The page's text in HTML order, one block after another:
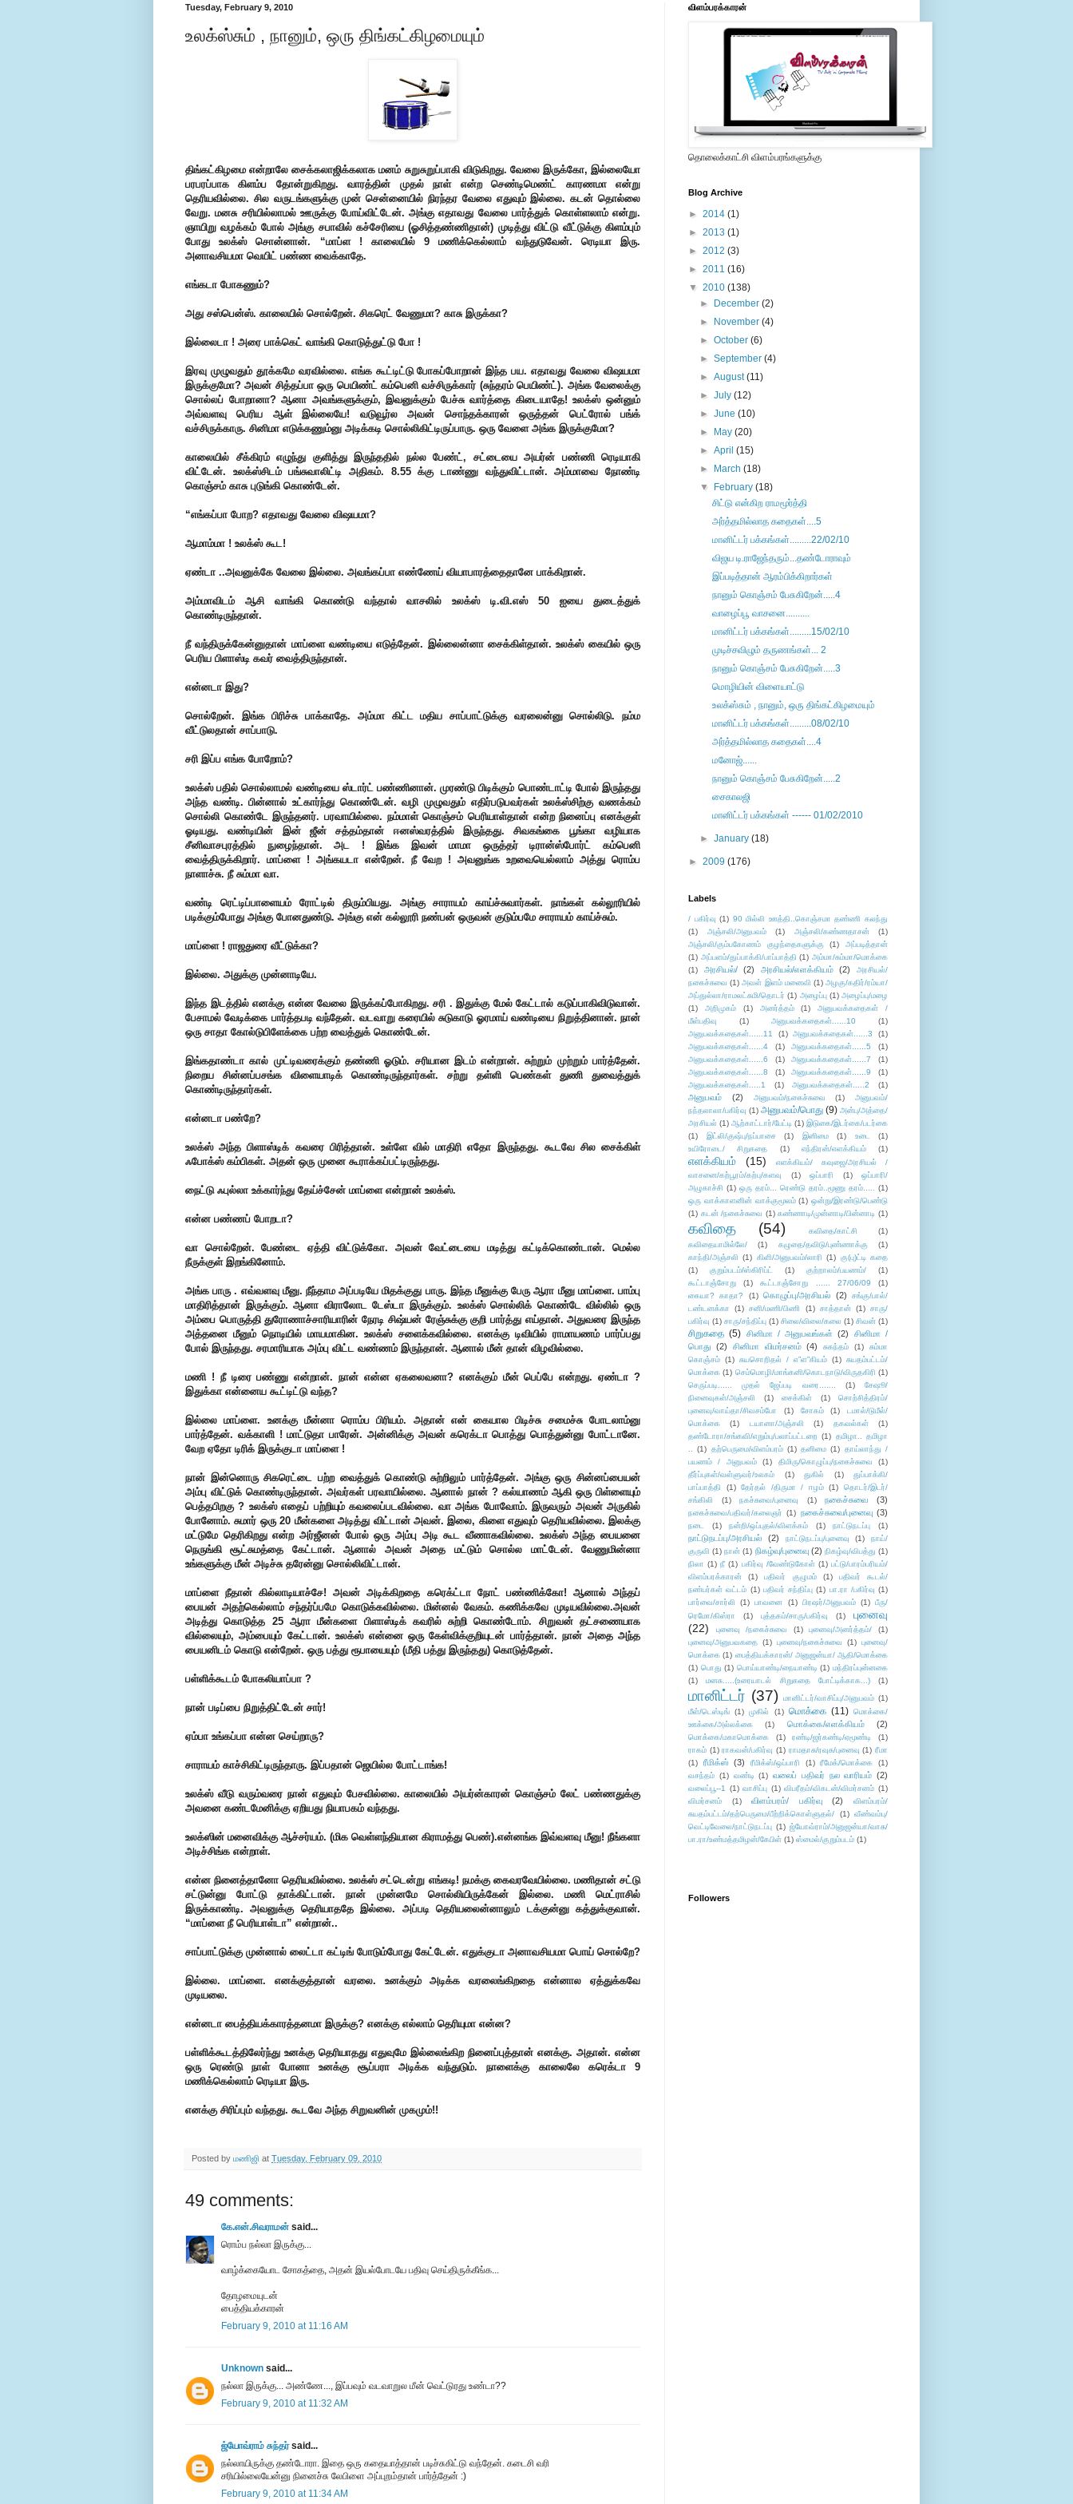
Tuesday, February 9, 2010
உலக்ஸ்சும் , நானும், ஒரு திங்கட்கிழமையும்
திங்கட்கிழமை என்றாலே சைக்கலாஜிக்கலாக மனம் சுறுசுறுப்பாகி விடுகிறது. வேலை இருக்கோ, இல்லையோ
பரபரப்பாக கிளம்ப தோன்றுகிறது. வாரத்தின் முதல் நாள் என்ற செண்டிமெண்ட் காரணமா என்று
தெரியவில்லை. சில வருடங்களுக்கு முன் சென்னையில் நிரந்தர வேலை எதுவும் இல்லை. கடன் தொல்லை
வேறு. மனசு சரியில்லாமல் ஊருக்கு போய்விட்டேன். அங்கு எதாவது வேலை பார்த்துக் கொள்ளலாம் என்று.
ஞாயிறு வழக்கம் போல் அங்கு சபாவில் கச்சேரியை (ஓசித்தண்ணிதான்) முடித்து விட்டு வீட்டுக்கு கிளம்பும்
போது உலக்ஸ் சொன்னான். “மாப்ள ! காலையில் 9 மணிக்கெல்லாம் வந்துடுவேன். ரெடியா இரு.
அனாவசியமா வெயிட் பண்ண வைக்காதே.
எங்கடா போகணும்?
அது சஸ்பென்ஸ். காலையில் சொல்றேன். சிகரெட் வேணுமா? காசு இருக்கா?
இல்லைடா ! அரை பாக்கெட் வாங்கி கொடுத்துட்டு போ !
இரவு முழுவதும் தூக்கமே வரவில்லை. எங்க கூட்டிட்டு போகப்போறான் இந்த பய. எதாவது வேலை விஷயமா
இருக்குமோ? அவன் சித்தப்பா ஒரு பெயிண்ட் கம்பெனி வச்சிருக்கார் (சுந்தரம் பெயிண்ட்). அங்க வேலைக்கு
சொல்லப் போறானா? ஆனா அவங்களுக்கும், இவனுக்கும் பேச்சு வார்த்தை கிடையாதே! உலக்ஸ் ஒன்னும்
அவ்வளவு பெரிய ஆள் இல்லையே! வடுவூர்ல அவன் சொந்தக்காரன் ஒருத்தன் பெட்ரோல் பங்க்
வச்சிருக்காரு. சினிமா எடுக்கணும்னு அடிக்கடி சொல்லிகிட்டிருப்பாரு. ஒரு வேளை அங்க இருக்குமோ?
காலையில் சீக்கிரம் எழுந்து குளித்து இருந்ததில் நல்ல பேண்ட், சட்டையை அயர்ன் பண்ணி ரெடியாகி
விட்டேன். உலக்ஸ்சிடம் பங்சுவாலிட்டி அதிகம். 8.55 க்கு டாண்ணு வந்துவிட்டான். அம்மாவை நோண்டி
கொஞ்சம் காசு புடுங்கி கொண்டேன்.
“எங்கப்பா போற? எதாவது வேலை விஷயமா?
ஆமாம்மா ! உலக்ஸ் கூட!
ஏண்டா ..அவனுக்கே வேலை இல்லை. அவங்கப்பா எண்ணேய் வியாபாரத்தைதானே பாக்கிறான்.
அம்மாவிடம் ஆசி வாங்கி கொண்டு வந்தால் வாசலில் உலக்ஸ் டி.வி.எஸ் 50 ஐயை துடைத்துக்
கொண்டிருந்தான்.
நீ வந்திருக்கேன்னுதான் மாப்ளை வண்டியை எடுத்தேன். இல்லைன்னா சைக்கிள்தான். உலக்ஸ் கையில் ஒரு
பெரிய பிளாஸ்டி கவர் வைத்திருந்தான்.
என்னடா இது?
சொல்றேன். இங்க பிரிச்சு பாக்காதே. அம்மா கிட்ட மதிய சாப்பாட்டுக்கு வரலைன்னு சொல்லிடு. நம்ம
வீட்டுலதான் சாப்பாடு.
சரி இப்ப எங்க போறோம்?
உலக்ஸ் பதில் சொல்லாமல் வண்டியை ஸ்டார்ட் பண்ணினான். முரண்டு பிடிக்கும் பொண்டாட்டி போல் இருந்தது
அந்த வண்டி. பின்னால் உட்கார்ந்து கொண்டேன். வழி முழுவதும் எதிர்படுபவர்கள் உலக்ஸ்சிற்கு வணக்கம்
சொல்லி கொண்டே இருந்தனர். பரவாயில்லை. நம்மாள் கொஞ்சம் பெரியாள்தான் என்ற நினைப்பு எனக்குள்
ஓடியது. வண்டியின் இன் ஜீன் சத்தம்தான் ஈனஸ்வரத்தில் இருந்தது. சிவகங்கை பூங்கா வழியாக
சீனிவாசபுரத்தில் நுழைந்தான். அட ! இங்க இவன் மாமா ஒருத்தர் டிரான்ஸ்போர்ட் கம்பெனி
வைத்திருக்கிறார். மாப்ளை ! அங்கயடா என்றேன். நீ வேற ! அவனுங்க உறவையெல்லாம் அத்து ரொம்ப
நாளாச்சு. நீ சும்மா வா.
வண்டி ரெட்டிப்பாளையம் ரோட்டில் திரும்பியது. அங்கு சாராயம் காய்ச்சுவார்கள். நாங்கள் கல்லூரியில்
படிக்கும்போது அங்கு போனதுண்டு. அங்கு என் கல்லூரி நண்பன் ஒருவன் குடும்பமே சாராயம் காய்ச்சும்.
மாப்ளை ! ராஜதுரை வீட்டுக்கா?
இல்லை. அதுக்கு முன்னாடியே.
இந்த இடத்தில் எனக்கு என்ன வேலை இருக்கப்போகிறது. சரி . இதுக்கு மேல் கேட்டால் கடுப்பாகிவிடுவான்.
பேசாமல் வேடிக்கை பார்த்தபடி வந்தேன். வடவாறு கரையில் சுடுகாடு ஓரமாய் வண்டியை நிறுத்தினான். நான்
ஒரு சாதா கோல்டுபிளேக்கை பற்ற வைத்துக் கொண்டேன்.
இங்கதாண்டா கால் முட்டிவரைக்கும் தண்ணி ஓடும். சரியான இடம் என்றான். சுற்றும் முற்றும் பார்த்தேன்.
நிறைய சின்னப்பசங்க விளையாடிக் கொண்டிருந்தார்கள். சற்று தள்ளி பெண்கள் துணி துவைத்துக்
கொண்டிருந்தார்கள்.
என்னடா பண்றே?
உலக்ஸ் அந்த பிளாஸ்டிக் கவரை பிரித்தான். உள்ளே வில் மாதிரி எதோ இருந்தது. கூடவே சில சைக்கிள்
ஃபோக்ஸ் கம்பிகள். அதன் ஒரு முனை கூராக்கப்பட்டிருந்தது.
நைட்டு ஃபுல்லா உக்கார்ந்து தேய்ச்சேன் மாப்ளை என்றான் உலக்ஸ்.
என்ன பண்ணப் போறடா?
வா சொல்றேன். பேண்டை ஏத்தி விட்டுக்கோ. அவன் வேட்டையை மடித்து கட்டிக்கொண்டான். மெல்ல
நீருக்குள் இறங்கினோம்.
அங்க பாரு . எவ்வளவு மீனு. நீந்தாம அப்படியே மிதக்குது பாரு. இந்த மீனுக்கு பேரு ஆரா மீனு மாப்ளை. பாம்பு
மாதிரித்தான் இருக்கும். ஆனா விராலோட டேஸ்டா இருக்கும். உலக்ஸ் சொல்லிக் கொண்டே வில்லில் ஒரு
அம்பை பொருத்தி துரோணாச்சாரியாரின் நேரடி சிஷ்யன் ரேஞ்சுக்கு குறி பார்த்து எய்தான். அதுவரை இருந்த
அத்தனை மீனும் நொடியில் மாயமாகின. உலக்ஸ் சளைக்கவில்லை. எனக்கு டிவியில் ராமாயணம் பார்ப்பது
போல் இருந்தது. சரமாரியாக அம்பு விட்ட வண்ணம் இருந்தான். ஆனால் மீன் தான் விழவில்லை.
மணி ! நீ டிரை பண்ணு என்றான். நான் என்ன ஏகலைவனா? எனக்கும் மீன் பெப்பே என்றது. ஏண்டா ?
இதுக்கா என்னைய கூட்டிட்டு வந்த?
இல்லை மாப்ளை. உனக்கு மீன்னா ரொம்ப பிரியம். அதான் என் கையால பிடிச்சு சமைச்சு போடலாம்னு
பார்த்தேன். வக்காளி ! மாட்டுதா பாரேன். அன்னிக்கு அவன் கரெக்டா பொத்து பொத்துன்னு போட்டானே.
வேற ஏதோ டிரிக் இருக்குடா மாப்ளை !
நான் இன்னொரு சிகரெட்டை பற்ற வைத்துக் கொண்டு சுற்றிலும் பார்த்தேன். அங்கு ஒரு சின்னப்பையன்
அம்பு விட்டுக் கொண்டிருந்தான். அவர்கள் பரவாயில்லை. ஆனால் நான் ? கல்யாணம் ஆகி ஒரு பிள்ளையும்
பெத்தபிறகு ? உலக்ஸ் எதைப் பற்றியும் கவலைப்படவில்லை. வா அங்க போவோம். இருவரும் அவன் அருகில்
போனோம். சுமார் ஒரு 20 மீன்களை அடித்து விட்டான் அவன். இலை, கிளை எதுவும் தெரியவில்லை. இலக்கு
மட்டுமே தெரிகிறது என்ற அர்ஜீனன் போல் ஒரு அம்பு அடி கூட வீணாகவில்லை. உலக்ஸ் அந்த பையனை
நெருங்கி சூட்சுமத்தை கேட்டான். ஆனால் அவன் அதை மட்டும் சொல்ல மாட்டேன். வேணுமின்னா
உங்களுக்கு மீன் அடிச்சு தரேன்னு சொல்லிவிட்டான்.
மாப்ளை நீதான் கில்லாடியாச்சே! அவன் அடிக்கிறதை கரெக்ட்டா நோட் பண்ணிக்கோ! ஆனால் அந்தப்
பையன் அதற்கெல்லாம் சந்தர்ப்பமே கொடுக்கவில்லை. மின்னல் வேகம். கணிக்கவே முடியவில்லை.அவன்
அடித்து கொடுத்த 25 ஆரா மீன்களை பிளாஸ்டிக் கவரில் சுற்றி கொண்டோம். சிறுவன் தட்சணையாக
வில்லையும், அம்பையும் கேட்டான். உலக்ஸ் என்னை ஒரு கேள்விக்குறியுடன் பார்த்தான். நான் அதை அந்த
பையனிடம் கொடு என்றேன். ஒரு பத்து ரூபாயையும் (மீதி பத்து இருந்தது) கொடுத்தேன்.
பள்ளிக்கூடம் போகலியாப்பா ?
நான் படிப்பை நிறுத்திட்டேன் சார்!
ஏம்பா உங்கப்பா என்ன செய்றாரு?
சாராயம் காச்சிகிட்டிருந்தாரு. இப்பதான் ஜெயில்ல போட்டாங்க!
உலக்ஸ் வீடு வரும்வரை நான் எதுவும் பேசவில்லை. காலையில் அயர்ன்காரன் கொஞ்சம் லேட் பண்ணதுக்கு
அவனை கண்டமேனிக்கு ஏறியது நியாபகம் வந்தது.
உலக்ஸின் மனைவிக்கு ஆச்சர்யம். (மிக வெள்ளந்தியான கிராமத்து பெண்).என்னங்க இவ்வளவு மீனு! நீங்களா
அடிச்சிங்க என்றாள்.
என்ன நினைத்தானோ தெரியவில்லை. உலக்ஸ் சட்டென்று எங்கடி! நமக்கு கைவரவேயில்லை. மணிதான் சட்டு
சட்டுன்னு போட்டு தாக்கிட்டான். நான் முன்னமே சொல்லியிருக்கேன் இல்லை. மணி மெட்ராசில்
இருக்காண்டி. அவனுக்கு தெரியாததே இல்லை. அப்படி தெரியலைன்னாலும் டக்குன்னு கத்துக்குவான்.
“மாப்ளை நீ பெரியாள்டா” என்றான்..
சாப்பாட்டுக்கு முன்னால் லைட்டா கட்டிங் போடும்போது கேட்டேன். எதுக்குடா அனாவசியமா பொய் சொல்றே?
இல்லை. மாப்ளை. எனக்குத்தான் வரலை. உனக்கும் அடிக்க வரலைங்கிறதை என்னால ஏத்துக்கவே
முடியலை.
என்னடா பைத்தியக்காரத்தனமா இருக்கு? எனக்கு எல்லாம் தெரியுமா என்ன?
பள்ளிக்கூடத்திலேர்ந்து உனக்கு தெரியாதது எதுவுமே இல்லைங்கிற நினைப்புத்தான் எனக்கு. அதான். என்ன
ஒரு ரெண்டு நாள் போனா உனக்கு சூப்பரா அடிக்க வந்துடும். நாளைக்கு காலைலே கரெக்டா 9
மணிக்கெல்லாம் ரெடியா இரு.
எனக்கு சிரிப்பும் வந்தது. கூடவே அந்த சிறுவனின் முகமும்!!
Posted by மணிஜி at Tuesday, February 09, 2010
49 comments:
கே.என்.சிவராமன் said...
ரொம்ப நல்லா இருக்கு...
வாழ்க்கையோட சோகத்தை, அதன் இயல்போடயே பதிவு செய்திருக்கீங்க...
தோழமையுடன்
பைத்தியக்காரன்
February 9, 2010 at 11:16 AM
Unknown said...
நல்லா இருக்கு... அண்ணே..., இப்பவும் வடவாறுல மீன் வெட்டுரது உண்டா??
February 9, 2010 at 11:32 AM
ஜ்யோவ்ராம் சுந்தர்said...
நல்லாயிருக்கு தண்டோரா. இதை ஒரு கதையாத்தான் படிச்சுகிட்டு வந்தேன். கடைசி வரி
சரியில்லையேன்னு நினைச்சு லேபிளை அப்புறம்தான் பார்த்தேன் :)
February 9, 2010 at 11:34 AM
விளம்பரக்காரன்
தொலைக்காட்சி விளம்பரங்களுக்கு
Blog Archive
► 2014 (1)
► 2013 (1)
► 2012 (3)
► 2011 (16)
▼ 2010 (138)
►
December(2)
►
November(4)
►October(6)
►September(4)
►August(11)
►July(12)
►June(10)
►
May(20)
►April(15)
►
March(18)
▼
February(18)
சிட்டு என்கிற ராமமூர்த்தி
அர்த்தமில்லாத கதைகள்....5
மானிட்டர் பக்கங்கள்.........22/02/10
விஜய டி.ராஜேந்தரும்...தண்டோராவும்
இப்படித்தான் ஆரம்பிக்கிறார்கள்
நானும் கொஞ்சம் பேசுகிறேன்.....4
வாழைப்பூ வாசனை..........
மானிட்டர் பக்கங்கள்.........15/02/10
முடிச்சவிழும் தருணங்கள்... 2
நானும் கொஞ்சம் பேசுகிறேன்.....3
மொழியின் விளையாட்டு
உலக்ஸ்சும் , நானும், ஒரு திங்கட்கிழமையும்
மானிட்டர் பக்கங்கள்.........08/02/10
அர்த்தமில்லாத கதைகள்....4
மனோஜ்......
நானும் கொஞ்சம் பேசுகிறேன்.....2
சைகாலஜி
மானிட்டர் பக்கங்கள் ------ 01/02/2010
►January(18)
► 2009 (176)
Labels
/ பகிர்வு (1) 90 மில்லி ஊத்தி..கொஞ்சமா தண்ணி கலந்து
(1)
அஞ்சலி/அனுபவம் (1) அஞ்சலி/கண்ணதாசன்
(1)
அஞ்சலி/கும்பகோணம் குழந்தைகளுக்கு
(1)
அப்படித்தான்
(1) அப்பளம்/துப்பாக்கி/பாப்பாத்தி (1) அம்மா/சும்மா/மொக்கை
(1)
அரசியல்/ (2) அரசியல்/எளக்கியம் (2)
அரசியல்/
நகைச்சுவை (1) அவள் இளம் மனைவி (1) அழகு/கதிர்/ரம்யா/
அப்துல்லா/ராமலட்சுமி/தொடர் (1) அழைப்பு (1) அழைப்பு/மழை
(1)
அறிமுகம் (1) அனர்த்தம் (1)
அனுபவக்கதைகள் /
மீள்பதிவு
(1) அனுபவக்கதைகள்......10
(1)
அனுபவக்கதைகள்......11
(1) அனுபவக்கதைகள்......3
(1)
அனுபவக்கதைகள்......4
(1) அனுபவக்கதைகள்......5
(1)
அனுபவக்கதைகள்......6
(1) அனுபவக்கதைகள்......7
(1)
அனுபவக்கதைகள்......8
(1) அனுபவக்கதைகள்......9
(1)
அனுபவக்கதைகள்.....1
(1) அனுபவக்கதைகள்.....2 (1)
அனுபவம் (2) அனுபவம்/நகைச்சுவை (1)
அனுபவம்/
நந்தலாலா/பகிர்வு (1) அனுபவம்/பொது (9) அன்பு/அத்தை/
அரசியல் (1) ஆற்காட்டார்/பேட்டி (1) இடுகை/இடர்கை/படர்கை
(1)
இட்லி/குஷ்பு/நப்பாசை (1) இனிமை (1) உடை
(1)
உயிரோடை/ சிறுகதை
(1) எந்திரன்/எளக்கியம் (1)
எளக்கியம் (15)
எளக்கியம்/ கவுஜை/அரசியல் /
வாசனை/கற்பூரம்/கற்பு/களவு
(1) ஒப்பாரி (1)
ஒப்பாரி/
அழுகாச்சி (1) ஒரு தரம்... ரெண்டு தரம்..மூணு தரம்..... (1)
ஒரு வாக்காளனின் வாக்குமூலம் (1) ஒன்று/இரண்டு/பெண்டு
(1) கடன் /நகைச்சுவை (1) கண்ணாடி/முன்னாடி/பின்னாடி (1)
கவிதை (54) கவிதை/காட்சி
(1)
கவிதையாமில்லே/
(1) கழுதை/தவிடு/புண்ணாக்கு
(1)
காந்தி/அஞ்சலி (1) கிளி/அனுபவம்/லாரி (1) கு(பு)ட்டி கதை
(1)
குறும்படம்/ஸ்கிரிப்ட் (1) குற்றாலம்/பயணம்/
(1)
கூட்டாஞ்சோறு
(1) கூட்டாஞ்சோறு ...... 27/06/09
(1)
கையா? காதா?
(1) கொழுப்பு/அரசியல் (2)
சங்கு/பால்/
டண்டனக்கா
(1) சனி/மணி/பிணி (1) சாத்தான் (1) சாரு/
பகிர்வு (1) சாரு/சந்திப்பு (1) சிலை/விலை/கலை (1) சிவன் (1)
சிறுகதை (5) சினிமா / அனுபவங்கள் (2)
சினிமா /
பொது (2) சினிமா விமர்சனம் (4) சுகந்தம் (1)
சும்மா
கொஞ்சம் (1) சுயசொறிதல் / எ”ள”கியம் (1) சுயதம்பட்டம்/
மொக்கை (1) செம்மொழி/மாங்கனி/கொடநாடு/விருதகிரி (1)
செருப்படி...... முதல் ஜேப்படி வரை.......
(1)
சேஷூ/
நினைவுகள்/அஞ்சலி
(1) சைக்கிள் (1)
சொற்சித்திரம்/
புனைவு/வாய்தா/சிவசம்போ
(1) சோகம் (1)
டமால்/டுமீல்/
மொக்கை
(1) டயானா/அஞ்சலி (1) தகவல்கள்
(1)
தண்டோரா/சங்கவி/எறும்பு/பலாப்பட்டறை (1) தமிழா.. தமிழா
.. (1) தற்பெருமை/விளம்பரம் (1) தனிமை (1) தாய்லாந்து /
பயணம் / அனுபவம்
(1) திமிரு/கொழுப்பு/நகைச்சுவை
(1)
தீர்ப்புகள்/வள்ளுவர்/உலகம்
(1) துகில் (1)
துப்பாக்கி/
பாப்பாத்தி
(1) தேர்தல் /திருமா / ஈழம் (1)
தொடர்/இடர்/
சங்கிலி
(1) நகச்சுவை/புனைவு (1) நகைச்சுவை (3)
நகைச்சுவை/பதிவர்/கலைஞர் (1) நகைச்சுவை/புனைவு (3)
நடை (1) நன்றி/ஒப்புதல்/விளக்கம் (1) நாட்டுநடப்பு (1)
நாட்டுநடப்பு/அரசியல் (2) நாட்டுநடப்பு/புனைவு (1)
நாய்/
குருவி (1) நான் (1) நிகழ்வு/புனைவு (2) நிகழ்வு/விபத்து (1)
நிலா (1) நீ (1) பகிர்வு /வேண்டுகோள் (1) பட்டு/பாரம்பரியம்/
விளம்பரக்காரன்
(1) பதிவர் குழுமம் (1)
பதிவர் கூடல்/
நண்பர்கள் வட்டம் (1) பதிவர் சந்திப்பு (1) பா.ரா /பகிர்வு (1)
பார்வை/சார்லி
(1) பாவனை (1) பிரஷர்/அனுபவம் (1) பீரு/
ரெமோ/கிஸ்ரா
(1) புத்தகம்/சாரு/பகிர்வு (1)
புனைவு
(22)
புனைவு /நகைச்சுவை (1) புனைவு/அனர்த்தம்/
(1)
புனைவு/அனுபவகதை (1) புனைவு/நகைச்சுவை (1) புனைவு/
மொக்கை (1) பைத்தியக்காரன்/ அனுஜன்யா/ ஆதி/மொக்கை
(1) பொது (1) பொய்யாண்டி/நையாண்டி (1) மந்திரப்புன்னகை
(1)
மனசு.....(உரையாடல் சிறுகதை போட்டிக்காக...) (1)
மானிட்டர் (37) மானிட்டர்/வாசிப்பு/அனுபவம் (1)
மீள்/டெஸ்டிங் (1) முகில் (1) மொக்கை (11) மொக்கை/
ஊக்கை/அல்லக்கை
(1) மொக்கை/எளக்கியம் (2)
மொக்கை/மகாமொக்கை (1) ரண்டி/ஜர்கண்டி/ஏமூண்டி
(1)
ராகம் (1) ராகவன்/பகிர்வு (1) ராமதாசு/ரவுசு/புனைவு (1) ரீமா
(1)
ரீமிக்ஸ் (3) ரீமிக்ஸ்/ஒப்பாரி (1) ரீமேக்/மொக்கை
(1)
வசந்தம் (1) வண்டி (1) வலைப் பதிவர் நல வாரியம் (2)
வலைப்பூ--1 (1) வாசிப்பு (1) விபரீதம்/விகடன்/விமர்சனம் (1)
விமர்சனம்
(1) விளம்பரம்/ பகிர்வு (2)
விளம்பரம்/
சுயதம்பட்டம்/தற்பெருமை/பீற்றிக்கொள்ளுதல்/
(1) வீண்வம்பு/
வெட்டிவேலை/நாட்டுநடப்பு (1) ஜ்யோவ்ராம்/அனுஜன்யா/வாசு/
பா.ரா/உண்மத்தமிழன்/கேபிள் (1) ஸ்மைல்/குறும்படம் (1)
Followers